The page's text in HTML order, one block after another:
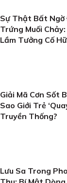
Sự Thật Bất Ngờ
Trứng Muối
Lầm Tưởng Cố
Giải Mã Cơn Sốt
Sao Giới Trẻ
Truyền Thống?
Lưu Sa Trong